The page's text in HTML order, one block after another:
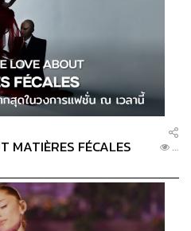
MATIÈRES FÉCALES ...